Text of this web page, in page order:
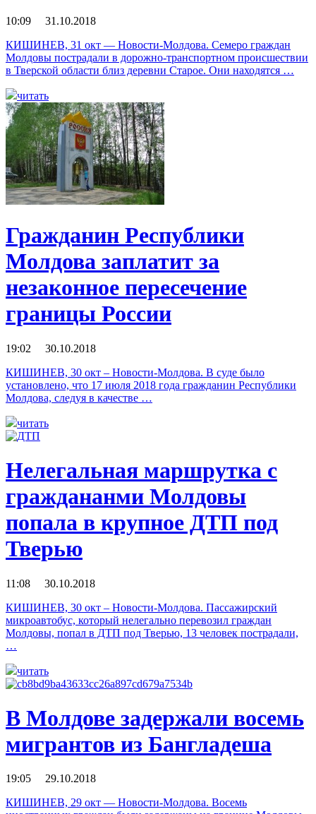
10:09 31.10.2018
КИШИНЕВ, 31 окт — Новости-Молдова. Семеро граждан
Молдовы пострадали в дорожно-транспортном происшествии
в Тверской области близ деревни Старое. Они находятся …
читать
Гражданин Республики
Молдова заплатит за
незаконное пересечение
границы России
19:02 30.10.2018
КИШИНЕВ, 30 окт – Новости-Молдова. В суде было
установлено, что 17 июля 2018 года гражданин Республики
Молдова, следуя в качестве …
читать
Нелегальная маршрутка с
граждананми Молдовы
попала в крупное ДТП под
Тверью
11:08 30.10.2018
КИШИНЕВ, 30 окт – Новости-Молдова. Пассажирский
микроавтобус, который нелегально перевозил граждан
Молдовы, попал в ДТП под Тверью, 13 человек пострадали,
…
читать
В Молдове задержали восемь
мигрантов из Бангладеша
19:05 29.10.2018
КИШИНЕВ, 29 окт — Новости-Молдова. Восемь